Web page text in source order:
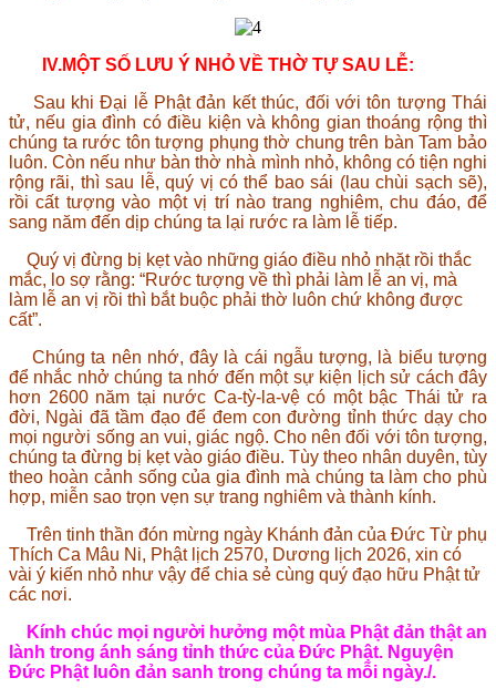
IV.MỘT SỐ LƯU Ý NHỎ VỀ THỜ TỰ SAU LỄ:
Sau khi Đại lễ Phật đản kết thúc, đối với tôn tượng Thái
tử, nếu gia đình có điều kiện và không gian thoáng rộng thì
chúng ta rước tôn tượng phụng thờ chung trên bàn Tam bảo
luôn. Còn nếu như bàn thờ nhà mình nhỏ, không có tiện nghi
rộng rãi, thì sau lễ, quý vị có thể bao sái (lau chùi sạch sẽ),
rồi cất tượng vào một vị trí nào trang nghiêm, chu đáo, để
sang năm đến dịp chúng ta lại rước ra làm lễ tiếp.
Quý vị đừng bị kẹt vào những giáo điều nhỏ nhặt rồi thắc
mắc, lo sợ rằng: “Rước tượng về thì phải làm lễ an vị, mà
làm lễ an vị rồi thì bắt buộc phải thờ luôn chứ không được
cất”.
Chúng ta nên nhớ, đây là cái ngẫu tượng, là biểu tượng
để nhắc nhở chúng ta nhớ đến một sự kiện lịch sử cách đây
hơn 2600 năm tại nước Ca-tỳ-la-vệ có một bậc Thái tử ra
đời, Ngài đã tầm đạo để đem con đường tỉnh thức dạy cho
mọi người sống an vui, giác ngộ. Cho nên đối với tôn tượng,
chúng ta đừng bị kẹt vào giáo điều. Tùy theo nhân duyên, tùy
theo hoàn cảnh sống của gia đình mà chúng ta làm cho phù
hợp, miễn sao trọn vẹn sự trang nghiêm và thành kính.
Trên tinh thần đón mừng ngày Khánh đản của Đức Từ phụ
Thích Ca Mâu Ni, Phật lịch 2570, Dương lịch 2026, xin có
vài ý kiến nhỏ như vậy để chia sẻ cùng quý đạo hữu Phật tử
các nơi.
Kính chúc mọi người hưởng một mùa Phật đản thật an
lành trong ánh sáng tỉnh thức của Đức Phật. Nguyện
Đức Phật luôn đản sanh trong chúng ta mỗi ngày./.